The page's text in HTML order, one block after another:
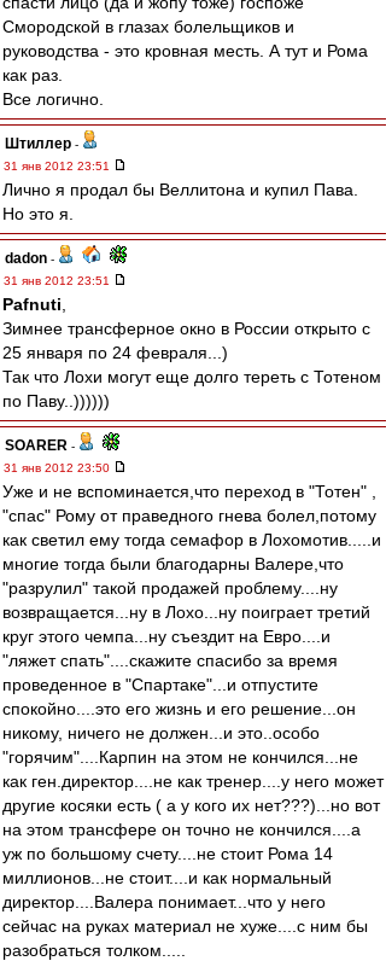
Смородской в глазах болельщиков и
руководства - это кровная месть. А тут и Рома
как раз.
Все логично.
Штиллер -
31 янв 2012 23:51
Лично я продал бы Веллитона и купил Пава.
Но это я.
dadon -
31 янв 2012 23:51
Pafnuti
Зимнее трансферное окно в России открыто с
25 января по 24 февраля...)
Так что Лохи могут еще долго тереть с Тотеном
по Паву..))))))
SOARER -
31 янв 2012 23:50
Уже и не вспоминается,что переход в "Тотен" ,
"спас" Рому от праведного гнева болел,потому
как светил ему тогда семафор в Лохомотив.....и
многие тогда были благодарны Валере,что
"разрулил" такой продажей проблему....ну
возвращается...ну в Лохо...ну поиграет третий
круг этого чемпа...ну съездит на Евро....и
"ляжет спать"....скажите спасибо за время
проведенное в "Спартаке"...и отпустите
спокойно....это его жизнь и его решение...он
никому, ничего не должен...и это..особо
"горячим"....Карпин на этом не кончился...не
как ген.директор....не как тренер....у него может
другие косяки есть ( а у кого их нет???)...но вот
на этом трансфере он точно не кончился....а
уж по большому счету....не стоит Рома 14
миллионов...не стоит....и как нормальный
директор....Валера понимает...что у него
сейчас на руках материал не хуже....с ним бы
разобраться толком.....